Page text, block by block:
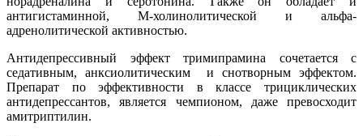
антигистаминной, М-холинолитической и альфа-
адренолитической активностью.
Антидепрессивный эффект тримипрамина сочетается с
седативным, анксиолитическим и снотворным эффектом.
Препарат по эффективности в классе трициклических
антидепрессантов, является чемпионом, даже превосходит
амитриптилин.